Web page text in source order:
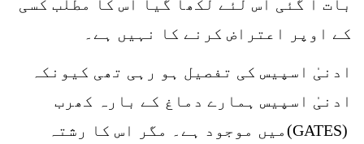
بات آ گئی اس لئے لکھا گیا اس کا مطلب کسی
کے اوپر اعتراض کرنے کا نہیں ہے۔
ادنیٰ اسپیس کی تفصیل ہو رہی تھی کیونکہ
ادنیٰ اسپیس ہمارے دماغ کے بارہ کھرب
(GATES)میں موجود ہے۔ مگر اس کا رشتہ